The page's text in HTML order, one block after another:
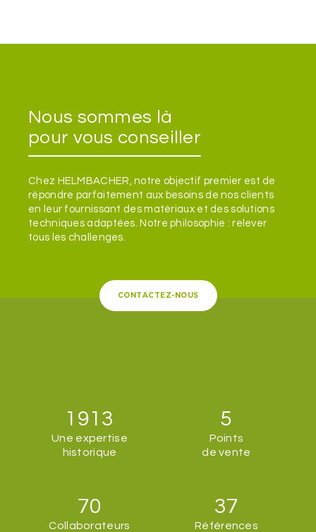
Nous sommes là
pour vous conseiller
Chez HELMBACHER, notre objectif premier est de
répondre parfaitement aux besoins de nos clients
en leur fournissant des matériaux et des solutions
techniques adaptées. Notre philosophie : relever
tous les challenges.
CONTACTEZ-NOUS
1913
Une expertise
historique
5
Points
de vente
70
Collaborateurs
37
Références